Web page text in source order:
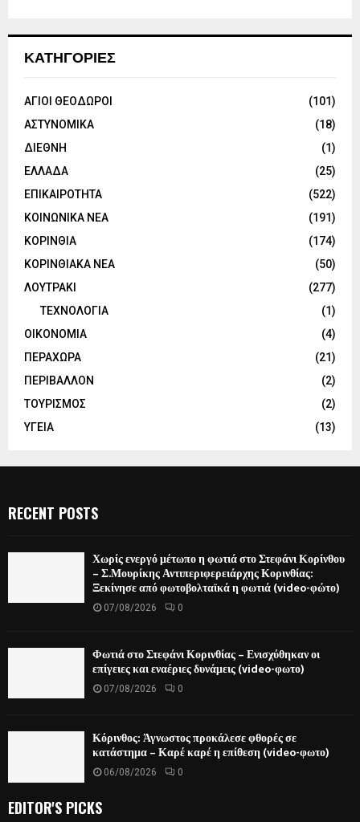
ΚΑΤΗΓΟΡΙΕΣ
ΑΓΙΟΙ ΘΕΟΔΩΡΟΙ
(101)
ΑΣΤΥΝΟΜΙΚΑ
(18)
ΔΙΕΘΝΗ
(1)
ΕΛΛΑΔΑ
(25)
ΕΠΙΚΑΙΡΟΤΗΤΑ
(522)
ΚΟΙΝΩΝΙΚΑ ΝΕΑ
(191)
ΚΟΡΙΝΘΙΑ
(174)
ΚΟΡΙΝΘΙΑΚΑ ΝΕΑ
(50)
ΛΟΥΤΡΑΚΙ
(277)
ΤΕΧΝΟΛΟΓΙΑ
(1)
ΟΙΚΟΝΟΜΙΑ
(4)
ΠΕΡΑΧΩΡΑ
(21)
ΠΕΡΙΒΑΛΛΟΝ
(2)
ΤΟΥΡΙΣΜΟΣ
(2)
ΥΓΕΙΑ
(13)
RECENT POSTS
Χωρίς ενεργό μέτωπο η φωτιά στο Στεφάνι Κορίνθου
– Σ.Μουρίκης Αντιπεριφερειάρχης Κορινθίας:
Ξεκίνησε από φωτοβολταϊκά η φωτιά (video-φώτο)
07/08/2026 0
Φωτιά στο Στεφάνι Κορινθίας – Ενισχύθηκαν οι
επίγειες και εναέριες δυνάμεις (video-φωτο)
07/08/2026 0
Κόρινθος: Άγνωστος προκάλεσε φθορές σε
κατάστημα – Καρέ καρέ η επίθεση (video-φωτο)
06/08/2026 0
EDITOR'S PICKS